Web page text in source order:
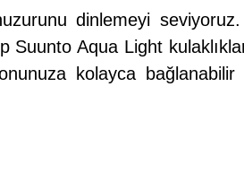
dinlemeyi
Suunto Aqua Light
kolayca